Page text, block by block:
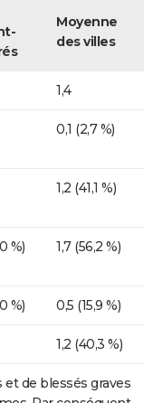
Moyenne
des villes
1,4
0,1 (2,7 %)
1,2 (41,1 %)
%) 1,7 (56,2 %)
%) 0,5 (15,9 %)
1,2 (40,3 %)
de blessés graves